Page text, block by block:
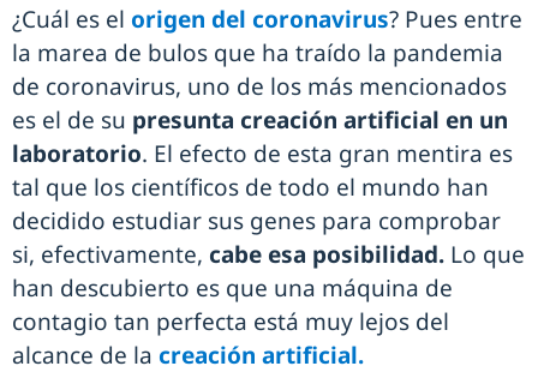
¿Cuál es el origen del coronavirus? Pues entre
la marea de bulos que ha traído la pandemia
de coronavirus, uno de los más mencionados
es el de su presunta creación artificial en un
laboratorio. El efecto de esta gran mentira es
tal que los científicos de todo el mundo han
decidido estudiar sus genes para comprobar
si, efectivamente, cabe esa posibilidad. Lo que
han descubierto es que una máquina de
contagio tan perfecta está muy lejos del
alcance de la creación artificial.